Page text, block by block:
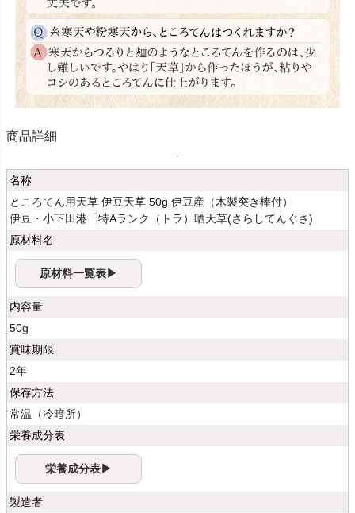
商品詳細
名称
ところてん用天草 伊豆天草 50g 伊豆産（木製突き棒付）
伊豆・小下田港「特Aランク（トラ）晒天草(さらしてんぐさ)
原材料名
原材料一覧表▶
内容量
50g
賞味期限
2年
保存方法
常温（冷暗所）
栄養成分表
栄養成分表▶
製造者